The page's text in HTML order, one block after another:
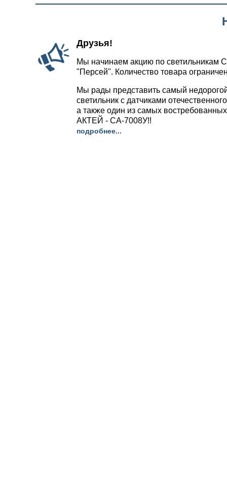
Друзья!
Мы начинаем акцию по светильникам
"Персей". Количество товара
Мы рады представить самый
светильник с датчиками
а также один из самых
АКТЕЙ - СА-7008У!!
подробнее...